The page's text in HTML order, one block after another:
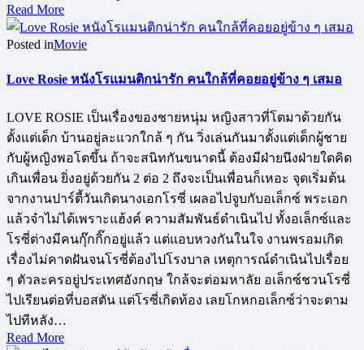
Read More
Posted inMovie
Love Rosie หนังโรแมนติกน่ารัก คนใกล้ที่คอยอยู่ข้าง ๆ เสมอ
LOVE ROSIE เป็นเรื่องของชายหนุ่ม หญิงสาวที่โตมาด้วยกัน
ตั้งแต่เด็ก บ้านอยู่ละแวกใกล้ ๆ กัน วิ่งเล่นกันมาตั้งแต่เด็กผู้ชาย
กับผู้หญิงพอโตขึ้น ถ้าจะสนิทกันขนาดนี้ ต้องมีฝ่ายนึงฝ่ายใดคิด
เกินเพื่อน ยิ่งอยู่ด้วยกัน 2 ต่อ 2 ถึงจะเป็นเพื่อนก็เหอะ จุดเริ่มต้น
จากงานปาร์ตี้วันเกิดนางเอกโรซี่ เผลอไปจูบกับอเล็กซ์ พระเอก
แล้วจำไม่ได้เพราะแฮ้งค์ ความสัมพันธ์ดำเนินไป ทั้งอเล็กซ์และ
โรซี่ต่างมีคนกุ๊กกิ๊กอยู่แล้ว แต่แอบหวงกันในใจ งานพรอมเกิด
เรื่องไม่คาดฝันจนโรซี่ต้องไปโรงบาล เหตุการณ์ดำเนินไปเรื่อย
ๆ ตัวละครอยู่ประเทศอังกฤษ ใกล้จะต่อมหาลัย อเล็กซ์ชวนโรซี่
ไปเรียนต่อที่บอสตัน แต่โรซี่เกิดท้อง เลยโกหกอเล็กซ์ว่าจะตาม
ไปทีหลัง…
Read More